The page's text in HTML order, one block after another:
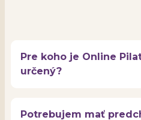
Pre koho je Online
určený?
inštruktorov, ale aj pre
Potrebujem mať